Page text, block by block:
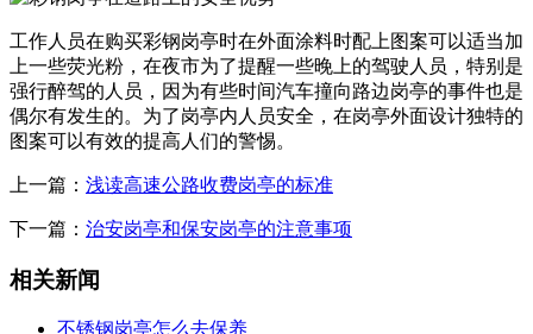
工作人员在购买彩钢岗亭时在外面涂料时配上图案可以适当加
上一些荧光粉，在夜市为了提醒一些晚上的驾驶人员，特别是
强行醉驾的人员，因为有些时间汽车撞向路边岗亭的事件也是
偶尔有发生的。为了岗亭内人员安全，在岗亭外面设计独特的
图案可以有效的提高人们的警惕。
上一篇： 浅读高速公路收费岗亭的标准
下一篇： 治安岗亭和保安岗亭的注意事项
相关新闻
不锈钢岗亭怎么去保养